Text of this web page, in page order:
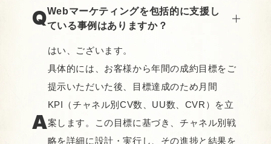
Webマーケティングを包括的に支援し
ている事例はありますか？
はい、ございます。
具体的には、お客様から年間の成約目標をご
提示いただいた後、目標達成のため月間
KPI（チャネル別CV数、UU数、CVR）を立
案します。この目標に基づき、チャネル別戦
略を詳細に設計・実行し、その進捗と結果を